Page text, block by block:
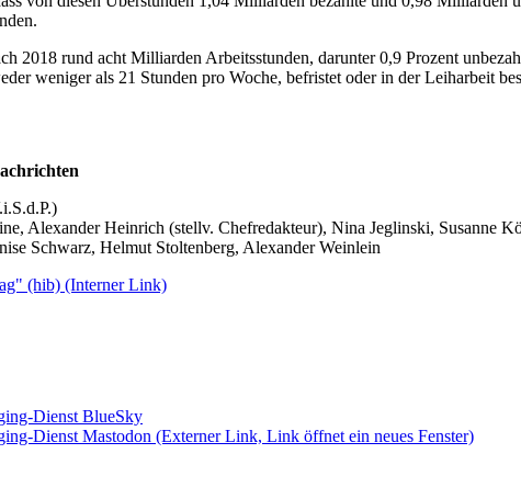
2018 rund acht Milliarden Arbeitsstunden, darunter 0,9 Prozent
weniger als 21 Stunden pro Woche, befristet oder in der Leiharbeit
Alexander Heinrich (stellv. Chefredakteur), Nina Jeglinski, Susanne
Schwarz, Helmut Stoltenberg, Alexander Weinlein
(hib) (Interner Link)
Dienst BlueSky
Dienst Mastodon (Externer Link, Link öffnet ein neues Fenster)